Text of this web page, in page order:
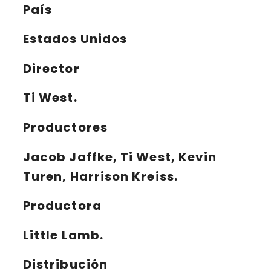
País
Estados Unidos
Director
Ti West.
Productores
Jacob Jaffke, Ti West, Kevin
Turen, Harrison Kreiss.
Productora
Little Lamb.
Distribución